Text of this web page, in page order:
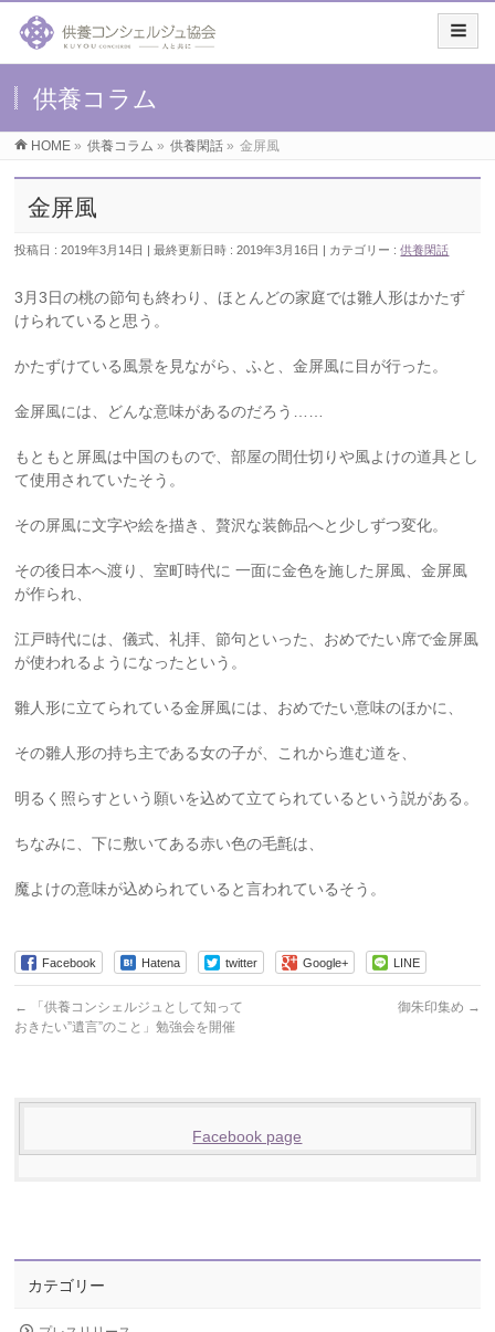
供養コラム
HOME » 供養コラム » 供養閑話 » 金屏風
金屏風
投稿日 : 2019年3月14日 最終更新日時 : 2019年3月16日 カテゴリー :供養閑話
3月3日の桃の節句も終わり、ほとんどの家庭では雛人形はかたず
けられていると思う。
かたずけている風景を見ながら、ふと、金屏風に目が行った。
金屏風には、どんな意味があるのだろう……
もともと屏風は中国のもので、部屋の間仕切りや風よけの道具とし
て使用されていたそう。
その屏風に文字や絵を描き、贅沢な装飾品へと少しずつ変化。
その後日本へ渡り、室町時代に 一面に金色を施した屏風、金屏風
が作られ、
江戸時代には、儀式、礼拝、節句といった、おめでたい席で金屏風
が使われるようになったという。
雛人形に立てられている金屏風には、おめでたい意味のほかに、
その雛人形の持ち主である女の子が、これから進む道を、
明るく照らすという願いを込めて立てられているという説がある。
ちなみに、下に敷いてある赤い色の毛氈は、
魔よけの意味が込められていると言われているそう。
Facebook Hatena twitter Google+ LINE
←
「供養コンシェルジュとして知って
おきたい”遺言”のこと」勉強会を開催
御朱印集め →
Facebook page
カテゴリー